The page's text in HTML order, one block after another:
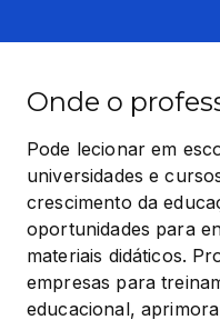
Onde o
Pode lecionar em
universidades e
crescimento da
oportunidades para
materiais didáticos.
empresas para
educacional,